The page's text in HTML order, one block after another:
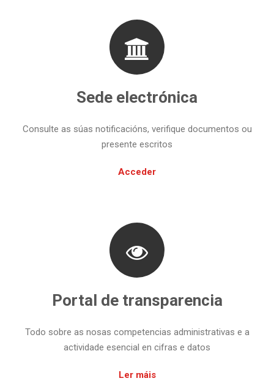
Sede electrónica
Consulte as súas notificacións, verifique documentos ou
presente escritos
Acceder
Portal de transparencia
Todo sobre as nosas competencias administrativas e a
actividade esencial en cifras e datos
Ler máis